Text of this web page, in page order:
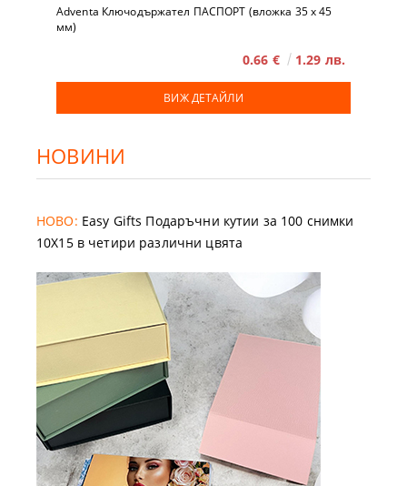
Adventa Ключодържател ПАСПОРТ (вложка 35 x 45
мм)
0.66 € 1.29 лв.
ВИЖ ДЕТАЙЛИ
НОВИНИ
НОВО: Easy Gifts Подаръчни кутии за 100 снимки
10X15 в четири различни цвята